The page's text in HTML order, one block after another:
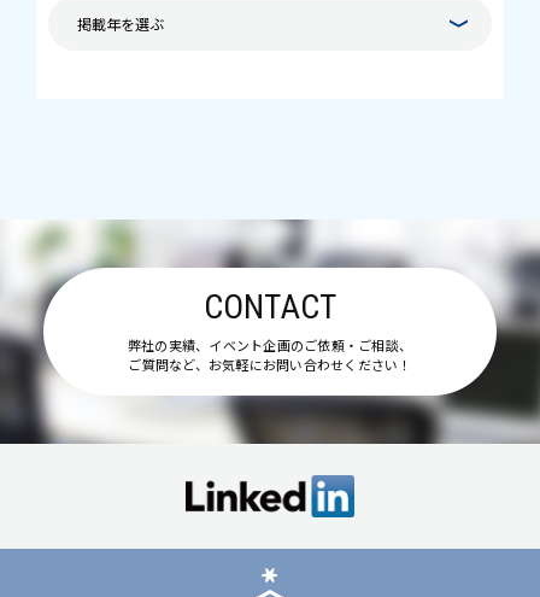
CONTACT
弊社の実績、イベント企画のご依頼・ご相談、
ご質問など、お気軽にお問い合わせください！